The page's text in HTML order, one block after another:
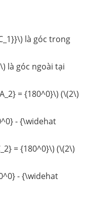
là góc trong
là góc ngoài tại
= {180^0}\) (\(2\)
- {\widehat
= {180^0}\) (\(2\)
- {\widehat